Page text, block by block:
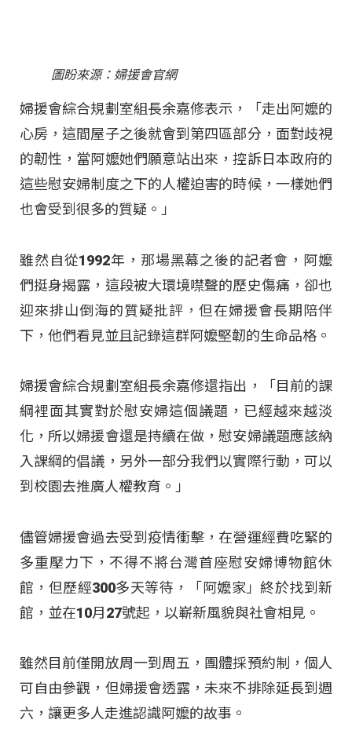
圖盼來源：婦援會官網
婦援會綜合規劃室組長余嘉修表示，「走出阿嬤的
心房，這間屋子之後就會到第四區部分，面對歧視
的韌性，當阿嬤她們願意站出來，控訴日本政府的
這些慰安婦制度之下的人權迫害的時候，一樣她們
也會受到很多的質疑。」
雖然自從1992年，那場黑幕之後的記者會，阿嬤
們挺身揭露，這段被大環境噤聲的歷史傷痛，卻也
迎來排山倒海的質疑批評，但在婦援會長期陪伴
下，他們看見並且記錄這群阿嬤堅韌的生命品格。
婦援會綜合規劃室組長余嘉修還指出，「目前的課
綱裡面其實對於慰安婦這個議題，已經越來越淡
化，所以婦援會還是持續在做，慰安婦議題應該納
入課綱的倡議，另外一部分我們以實際行動，可以
到校園去推廣人權教育。」
儘管婦援會過去受到疫情衝擊，在營運經費吃緊的
多重壓力下，不得不將台灣首座慰安婦博物館休
館，但歷經300多天等待，「阿嬤家」終於找到新
館，並在10月27號起，以嶄新風貌與社會相見。
雖然目前僅開放周一到周五，團體採預約制，個人
可自由參觀，但婦援會透露，未來不排除延長到週
六，讓更多人走進認識阿嬤的故事。